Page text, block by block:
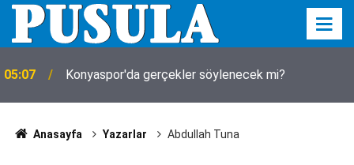
05:07 Konyaspor'da gerçekler söylenecek mi?
Anasayfa Yazarlar Abdullah Tuna